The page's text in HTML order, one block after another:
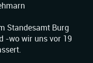
Standesamt Burg
-wo wir uns vor 19